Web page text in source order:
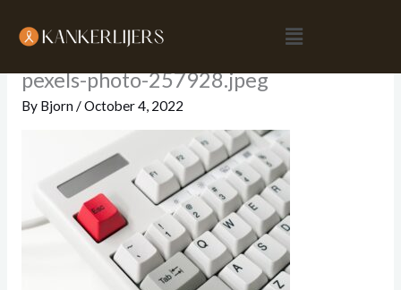
Menu
pexels-photo-257928.jpeg
By Bjorn/October 4, 2022